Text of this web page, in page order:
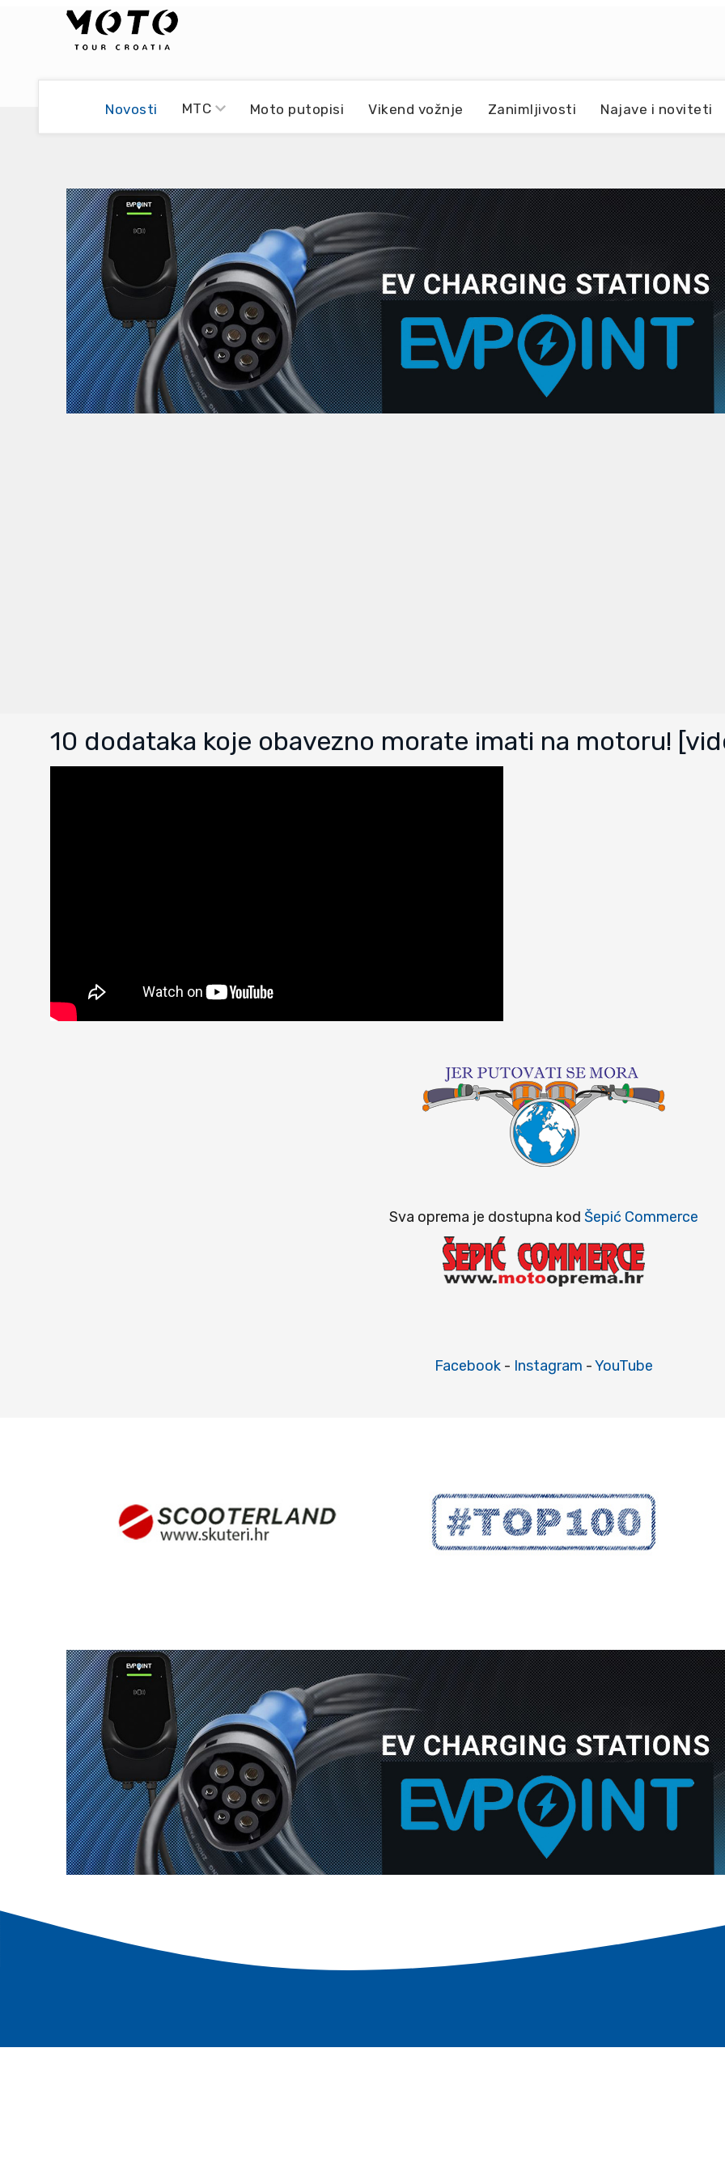
Novosti MTC Moto putopisi Vikend vožnje Zanimljivosti Najave i noviteti
10 dodataka koje obavezno morate imati na motoru!
Sva oprema je dostupna kod Šepić Commerce
Facebook - Instagram -YouTube
Moto servisi
Impressum
Damir Pritišanac - Prile
Dario Dinter - Moto TOZ
Igor Kreč - UmPaDrum
Igor Kukec Brmbi
Slaven Gajdek
MTC - Moto Tour Croatia
Moto putopisi
Vikend vožnje
Zanimljivost